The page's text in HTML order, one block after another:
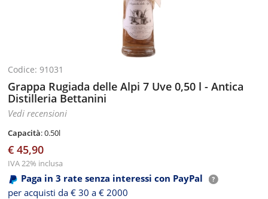
Codice: 91031
Grappa Rugiada delle Alpi 7 Uve 0,50 l - Antica
Distilleria Bettanini
Vedi recensioni
Capacità: 0.50l
€ 45,90
IVA 22% inclusa
Paga in 3 rate senza interessi con PayPal
per acquisti da € 30 a € 2000